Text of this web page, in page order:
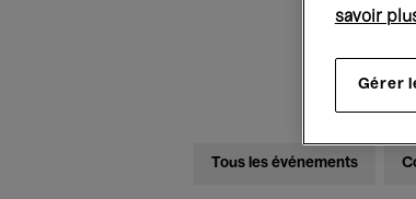
Tous les événements
savoir
Gérer